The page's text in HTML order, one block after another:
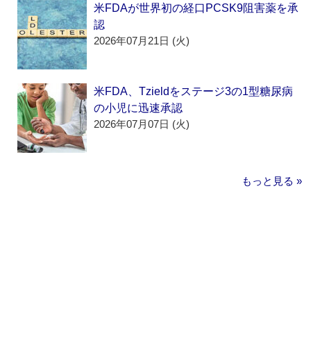
米FDAが世界初の経口PCSK9阻害薬を承
認
2026年07月21日 (火)
米FDA、Tzieldをステージ3の1型糖尿病
の小児に迅速承認
2026年07月07日 (火)
もっと見る »